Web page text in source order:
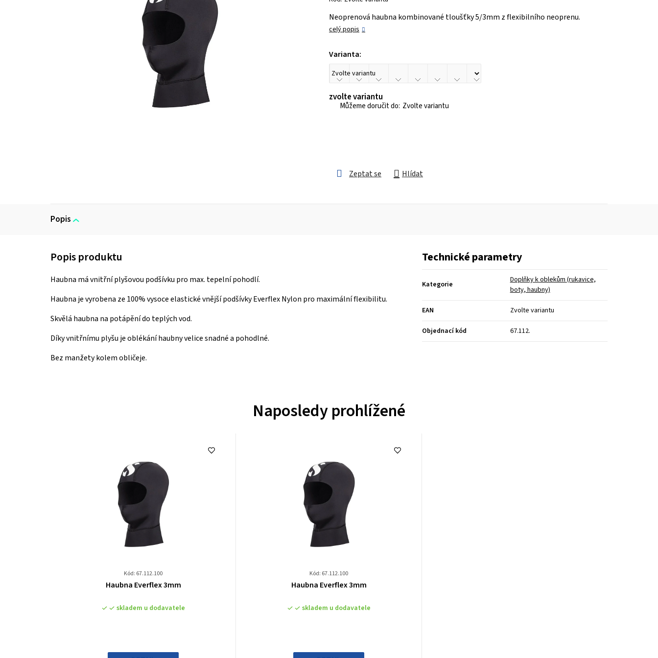
0,0
z 5
Neoprenová haubna kombinované tloušťky 5/3mm z flexibilního neoprenu.
celý popis
Varianta:
zvolte variantu
Zvolte variantu
Zeptat se Hlídat
Popis
Haubna mávnitřní plyšovou podšívku pro max. tepelní pohodlí.
Haubna je vyrobena ze 100% vysoce elastické vnější podšívky Everflex Nylon pro maximální flexibilitu.
Skvělá haubna na potápění do teplých vod.
Díky vnitřnímu plyšu je oblékání haubny velice snadné a pohodlné.
Bez manžety kolem obličeje.
Technické parametry
Kategorie
Doplňky k oblekům (rukavice,
boty, haubny)
EAN Zvolte variantu
Objednací kód 67.112.
Naposledy prohlížené
Kód: 67.112.100
Průměrné
produktu
Haubna Everflex 3mm
skladem u dodavatele
Kód: 67.112.100
Průměrné
produktu
Haubna Everflex 3mm
skladem u dodavatele